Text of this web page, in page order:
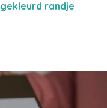
randje